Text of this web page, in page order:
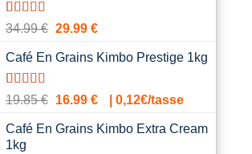
Noté5.00
sur
1
notation
client
34.99€ Le
initial
34.99 €.
29.99 €Le
actuel
29.99 €.
Café En Grains Kimbo Prestige 1kg
Noté5.00
sur
1
notation
client
19.85€
Le
initial
16.99 €Le
actuel
| 0,12€/tasse
Café En Grains Kimbo Extra Cream
1kg